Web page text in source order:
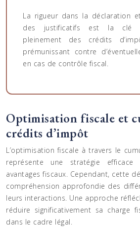
La rigueur dans la déclaration
des justificatifs est la clé
pleinement des crédits
prémunissant contre
en cas de contrôle fiscal.
Optimisation fiscale et
crédits d’impôt
L’optimisation fiscale à travers le
représente une stratégie
avantages fiscaux. Cependant, cette
compréhension approfondie des
leurs interactions. Une approche
réduire significativement sa charge
dans le cadre légal.